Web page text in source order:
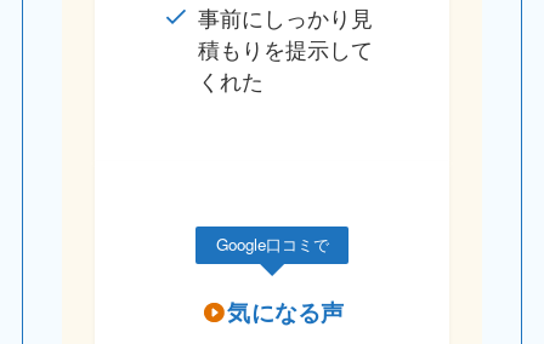
事前にしっかり見
積もりを提示して
くれた
Google口コミで
気になる声